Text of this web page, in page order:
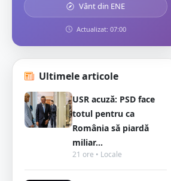
Vânt din ENE
Actualizat: 07:00
Ultimele articole
USR acuză: PSD face
totul pentru ca
România să piardă
miliar...
21 ore • Locale